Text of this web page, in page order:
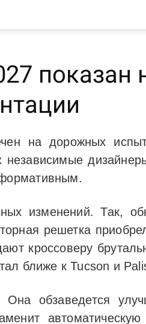
показан
на дорожных
изменений. Так,
решетка
кроссоверу
ближе к Tucson и
Она обзаведется